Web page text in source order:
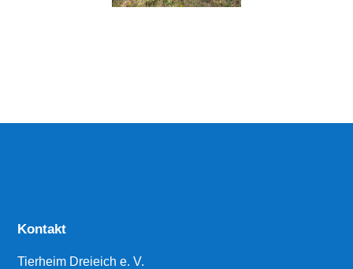
Kontakt
Tierheim Dreieich e. V.